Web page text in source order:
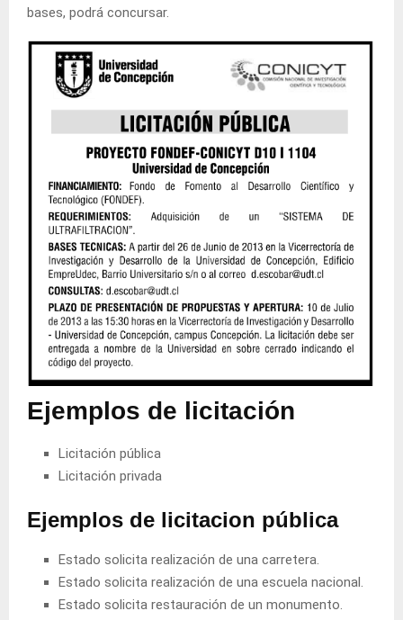
bases, podrá concursar.
Ejemplos de licitación
Licitación pública
Licitación privada
Ejemplos de licitacion pública
Estado solicita realización de una carretera.
Estado solicita realización de una escuela nacional.
Estado solicita restauración de un monumento.